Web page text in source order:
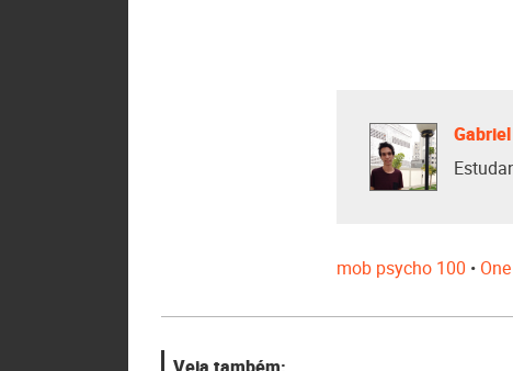
Gabriel
mob psycho 100 • One